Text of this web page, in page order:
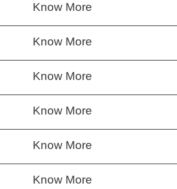
Know More
Know More
Know More
Know More
Know More
Know More